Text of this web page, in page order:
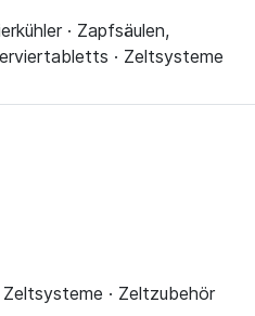
· Zapfsäulen,
· Zeltsysteme
· Zeltzubehör